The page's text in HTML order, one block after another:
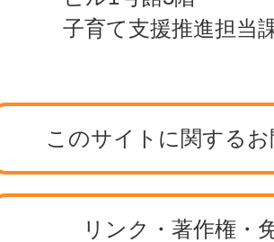
子育て支援推進担当
このサイトに関する
リンク・著作権・